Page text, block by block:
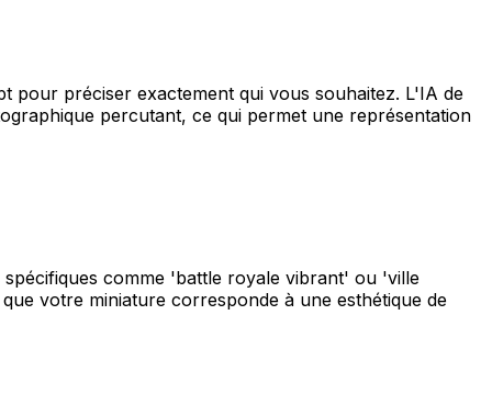
pour préciser exactement qui vous souhaitez. L'IA de
percutant, ce qui permet une représentation
spécifiques comme 'battle royale vibrant' ou 'ville
votre miniature corresponde à une esthétique de